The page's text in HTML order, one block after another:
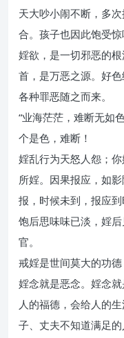
天大吵小闹不断，多
合。孩子也因此饱受惊
婬欲，是一切邪恶的
首，是万恶之源。好
各种罪恶随之而来。
“业海茫茫，难断无如
个是色，难断！
婬乱行为天怒人怨；
所婬。因果报应，如
报，时候未到，报应到
饱后思味味已淡，婬
官。
戒婬是世间莫大的功德
婬念就是恶念。婬念
人的福德，会给人的
子、丈夫不知道满足